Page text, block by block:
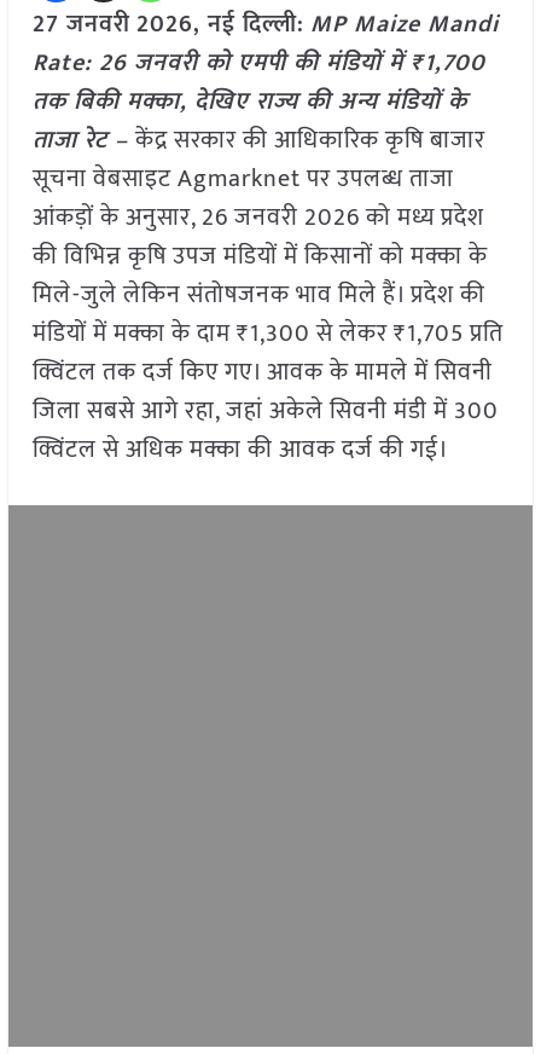
27 जनवरी2026,नई दिल्ली: MP Maize Mandi
Rate: 26 जनवरी को एमपी की मंडियों में ₹1,700
तक बिकी मक्का, देखिए राज्य की अन्य मंडियों के
ताजा रेट –केंद्र सरकार की आधिकारिक कृषि बाजार
सूचना वेबसाइट Agmarknet पर उपलब्ध ताजा
आंकड़ों के अनुसार, 26 जनवरी 2026 को मध्य प्रदेश
की विभिन्न कृषि उपज मंडियों में किसानों को मक्का के
मिले-जुले लेकिन संतोषजनक भाव मिले हैं। प्रदेश की
मंडियों में मक्का के दाम ₹1,300 से लेकर ₹1,705 प्रति
क्विंटल तक दर्ज किए गए। आवक के मामले में सिवनी
जिला सबसे आगे रहा, जहां अकेले सिवनी मंडी में 300
क्विंटल से अधिक मक्का की आवक दर्ज की गई।